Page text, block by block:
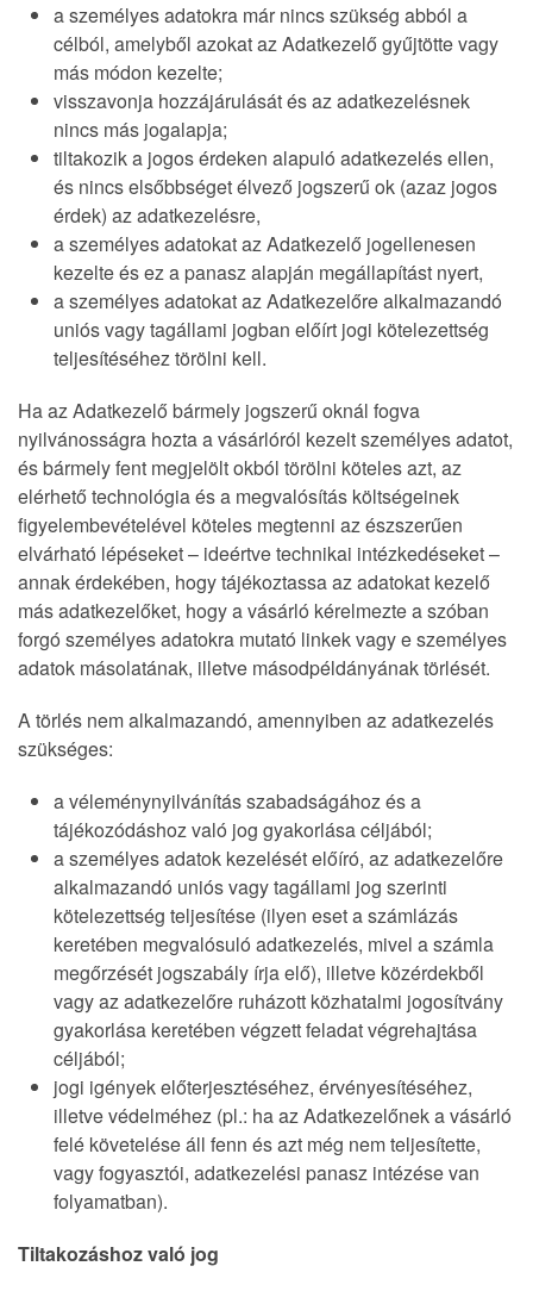
a személyes adatokra már nincs szükség abból a
célból, amelyből azokat az Adatkezelő gyűjtötte vagy
más módon kezelte;
visszavonja hozzájárulását és az adatkezelésnek
nincs más jogalapja;
tiltakozik a jogos érdeken alapuló adatkezelés ellen,
és nincs elsőbbséget élvező jogszerű ok (azaz jogos
érdek) az adatkezelésre,
a személyes adatokat az Adatkezelő jogellenesen
kezelte és ez a panasz alapján megállapítást nyert,
a személyes adatokat az Adatkezelőre alkalmazandó
uniós vagy tagállami jogban előírt jogi kötelezettség
teljesítéséhez törölni kell.
Ha az Adatkezelő bármely jogszerű oknál fogva
nyilvánosságra hozta a vásárlóról kezelt személyes adatot,
és bármely fent megjelölt okból törölni köteles azt, az
elérhető technológia és a megvalósítás költségeinek
figyelembevételével köteles megtenni az észszerűen
elvárható lépéseket – ideértve technikai intézkedéseket –
annak érdekében, hogy tájékoztassa az adatokat kezelő
más adatkezelőket, hogy a vásárló kérelmezte a szóban
forgó személyes adatokra mutató linkek vagy e személyes
adatok másolatának, illetve másodpéldányának törlését.
A törlés nem alkalmazandó, amennyiben az adatkezelés
szükséges:
a véleménynyilvánítás szabadságához és a
tájékozódáshoz való jog gyakorlása céljából;
a személyes adatok kezelését előíró, az adatkezelőre
alkalmazandó uniós vagy tagállami jog szerinti
kötelezettség teljesítése (ilyen eset a számlázás
keretében megvalósuló adatkezelés, mivel a számla
megőrzését jogszabály írja elő), illetve közérdekből
vagy az adatkezelőre ruházott közhatalmi jogosítvány
gyakorlása keretében végzett feladat végrehajtása
céljából;
jogi igények előterjesztéséhez, érvényesítéséhez,
illetve védelméhez (pl.: ha az Adatkezelőnek a vásárló
felé követelése áll fenn és azt még nem teljesítette,
vagy fogyasztói, adatkezelési panasz intézése van
folyamatban).
Tiltakozáshoz való jog